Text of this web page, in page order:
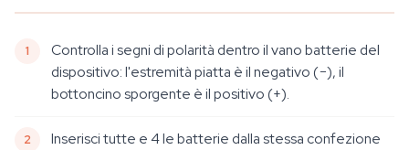
Controlla i segni di polarità dentro il vano batterie del
dispositivo: l'estremità piatta è il negativo (−), il
bottoncino sporgente è il positivo (+).
Inserisci tutte e 4 le batterie dalla stessa confezione